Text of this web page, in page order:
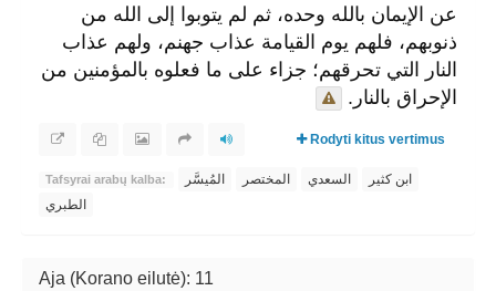
عن الإيمان بالله وحده، ثم لم يتوبوا إلى الله من
ذنوبهم، فلهم يوم القيامة عذاب جهنم، ولهم عذاب
النار التي تحرقهم؛ جزاء على ما فعلوه بالمؤمنين من
الإحراق بالنار.
Rodyti kitus vertimus
Tafsyrai arabų kalba: المُيسَّر المختصر السعدي
ابن كثير
الطبري
Aja (Korano eilutė): 11